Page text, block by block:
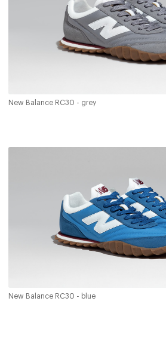
New Balance RC30 - grey
New Balance RC30 - blue